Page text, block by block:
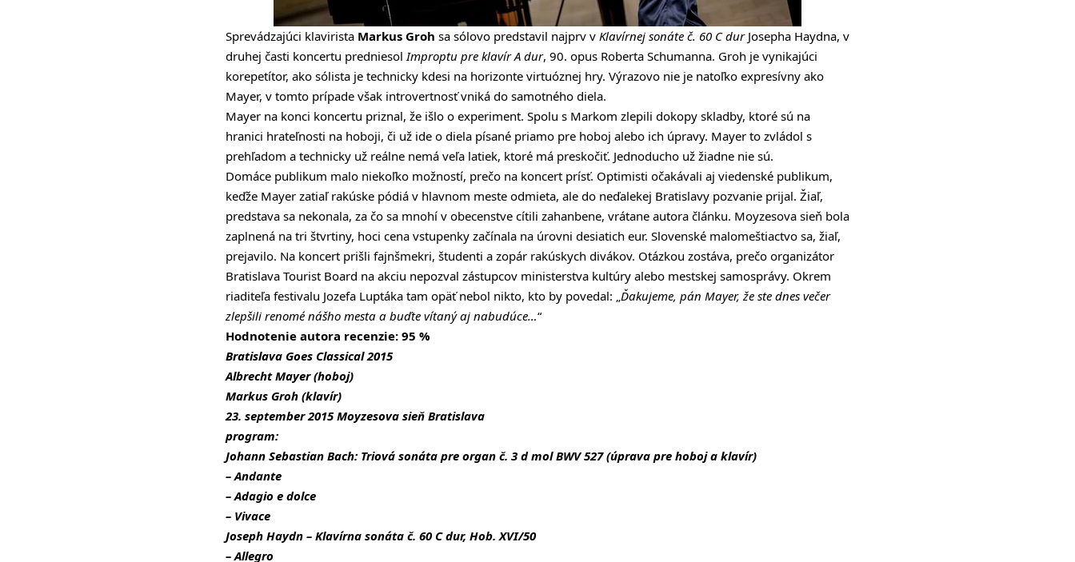
Sprevádzajúci klavirista Markus Groh sa sólovo predstavil najprv v Klavírnej sonáte č. 60 C durJosepha Haydna, v
druhej časti koncertu predniesol Improptu pre klavír A dur, 90. opus Roberta Schumanna. Groh je vynikajúci
korepetítor, ako sólista je technicky kdesi na horizonte virtuóznej hry. Výrazovo nie je natoľko expresívny ako
Mayer, v tomto prípade však introvertnosť vniká do samotného diela.
Mayer na konci koncertu priznal, že išlo o experiment. Spolu s Markom zlepili dokopy skladby, ktoré sú na
hranici hrateľnosti na hoboji, či už ide o diela písané priamo pre hoboj alebo ich úpravy. Mayer to zvládol s
prehľadom a technicky už reálne nemá veľa latiek, ktoré má preskočiť. Jednoducho už žiadne nie sú.
Domáce publikum malo niekoľko možností, prečo na koncert prísť. Optimisti očakávali aj viedenské publikum,
keďže Mayer zatiaľ rakúske pódiá v hlavnom meste odmieta, ale do neďalekej Bratislavy pozvanie prijal. Žiaľ,
predstava sa nekonala, za čo sa mnohí v obecenstve cítili zahanbene, vrátane autora článku. Moyzesova sieň bola
zaplnená na tri štvrtiny, hoci cena vstupenky začínala na úrovni desiatich eur. Slovenské malomeštiactvo sa, žiaľ,
prejavilo. Na koncert prišli fajnšmekri, študenti a zopár rakúskych divákov. Otázkou zostáva, prečo organizátor
Bratislava Tourist Board na akciu nepozval zástupcov ministerstva kultúry alebo mestskej samosprávy. Okrem
riaditeľa festivalu Jozefa Luptáka tam opäť nebol nikto, kto by povedal: „ Ďakujeme, pán Mayer, že ste dnes večer
zlepšili renomé nášho mesta a buďte vítaný aj nabudúce…“
Hodnotenie autora recenzie: 95 %
Bratislava Goes Classical 2015
Albrecht Mayer (hoboj)
Markus Groh (klavír)
23. september 2015 Moyzesova sieň Bratislava
program:
Johann Sebastian Bach: Triová sonáta pre organ č. 3 d mol BWV 527 (úprava pre hoboj a klavír)
– Andante
– Adagio e dolce
– Vivace
Joseph Haydn – Klavírna sonáta č. 60 C dur, Hob. XVI/50
– Allegro